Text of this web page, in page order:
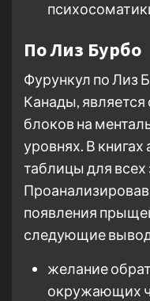
По Лиз Бурбо
Фурункул по Лиз
Канады,
блоков на
уровнях. В книгах
таблицы для всех
появления
следующие
желание
окружающих